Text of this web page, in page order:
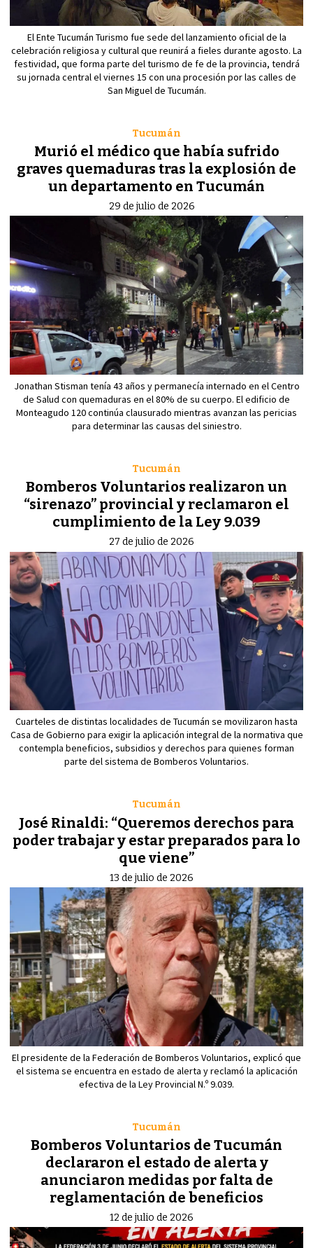
El Ente Tucumán Turismo fue sede del lanzamiento oficial de la
celebración religiosa y cultural que reunirá a fieles durante agosto. La
festividad, que forma parte del turismo de fe de la provincia, tendrá
su jornada central el viernes 15 con una procesión por las calles de
San Miguel de Tucumán.
Murió el médico que había sufrido
graves quemaduras tras la explosión de
un departamento en Tucumán
Tucumán
29 de julio de 2026
Jonathan Stisman tenía 43 años y permanecía internado en el Centro
de Salud con quemaduras en el 80% de su cuerpo. El edificio de
Monteagudo 120 continúa clausurado mientras avanzan las pericias
para determinar las causas del siniestro.
Bomberos Voluntarios realizaron un
“sirenazo” provincial y reclamaron el
cumplimiento de la Ley 9.039
Tucumán
27 de julio de 2026
Cuarteles de distintas localidades de Tucumán se movilizaron hasta
Casa de Gobierno para exigir la aplicación integral de la normativa que
contempla beneficios, subsidios y derechos para quienes forman
parte del sistema de Bomberos Voluntarios.
José Rinaldi: “Queremos derechos para
poder trabajar y estar preparados para lo
que viene”
Tucumán
13 de julio de 2026
El presidente de la Federación de Bomberos Voluntarios, explicó que
el sistema se encuentra en estado de alerta y reclamó la aplicación
efectiva de la Ley Provincial N.º 9.039.
Bomberos Voluntarios de Tucumán
declararon el estado de alerta y
anunciaron medidas por falta de
reglamentación de beneficios
Tucumán
12 de julio de 2026